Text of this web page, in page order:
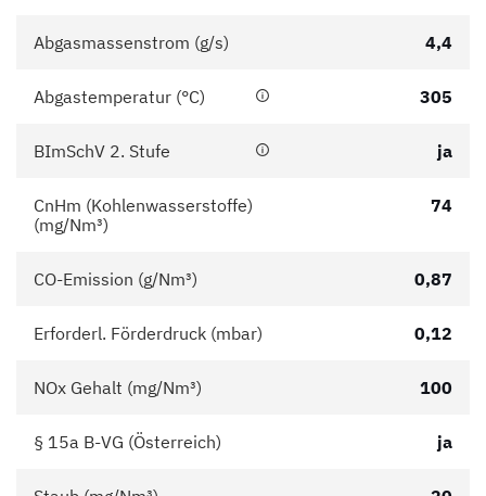
Abgasmassenstrom (g/s) 4,4
Abgastemperatur (°C) 305
BImSchV 2. Stufe ja
CnHm (Kohlenwasserstoffe)
(mg/Nm³)
74
CO-Emission (g/Nm³) 0,87
Erforderl. Förderdruck (mbar) 0,12
NOx Gehalt (mg/Nm³) 100
§ 15a B-VG (Österreich) ja